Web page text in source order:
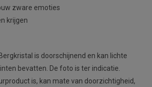
zware emoties
krijgen
is doorschijnend en kan lichte
bevatten. De foto is ter indicatie.
is, kan mate van doorzichtigheid,